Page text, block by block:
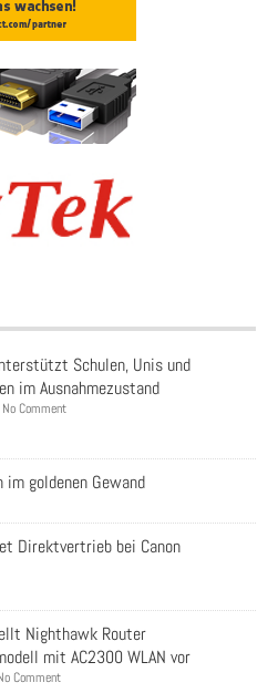
Schulen, Unis und
im Ausnahmezustand
Comment
goldenen Gewand
Direktvertrieb bei Canon
Nighthawk Router
mit AC2300 WLAN vor
Comment